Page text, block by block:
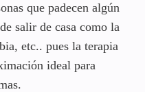
que padecen algún
salir de casa como la
etc.. pues la terapia
ideal para